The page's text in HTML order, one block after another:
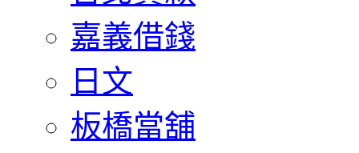
嘉義借錢
日文
板橋當舖